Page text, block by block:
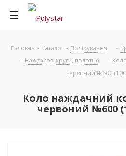
Головна - Каталог - Полірування -
- Наждакові круги, полотно -
червоний №600
Коло наждачний
червоний №600